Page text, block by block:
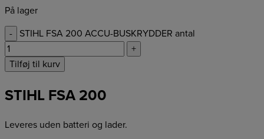
På lager
-
STIHL FSA 200 ACCU-BUSKRYDDER antal
+
Tilføj til kurv
STIHL FSA 200
Leveres uden batteri og lader.